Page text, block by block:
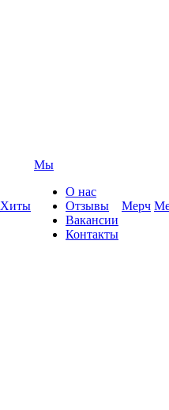
Хиты
Мы
О нас
Отзывы
Вакансии
Контакты
Мерч